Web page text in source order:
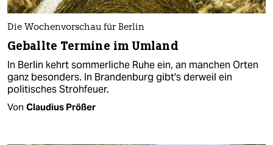
Die Wochenvorschau für Berlin
Geballte Termine im Umland
In Berlin kehrt sommerliche Ruhe ein, an manchen Orten
ganz besonders. In Brandenburg gibt's derweil ein
politisches Strohfeuer.
Von Claudius Prößer